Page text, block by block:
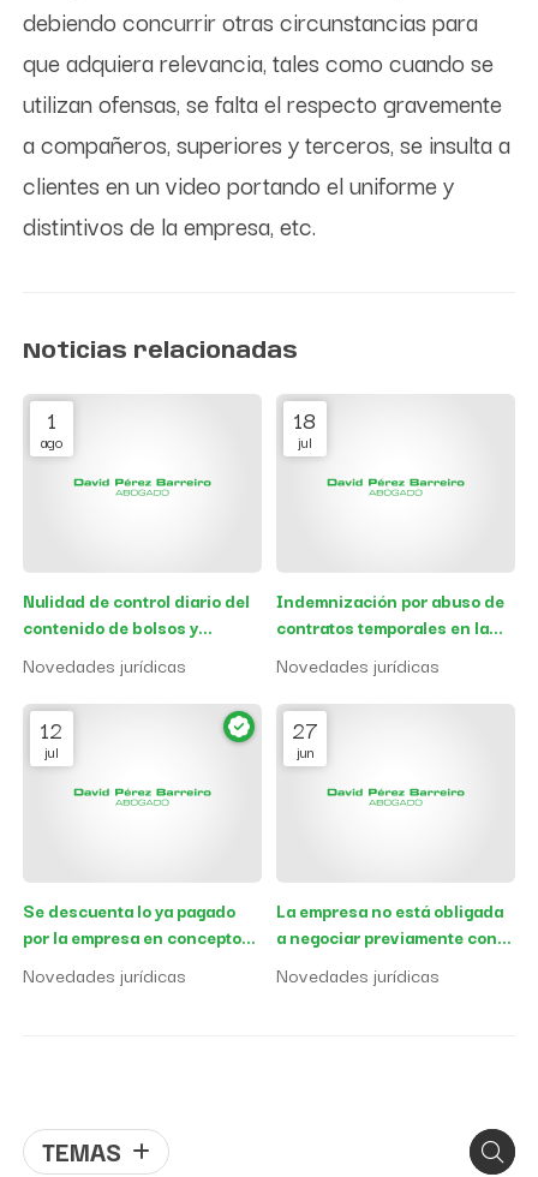
TEMAS
debiendo concurrir otras circunstancias para
que adquiera relevancia, tales como cuando se
utilizan ofensas, se falta el respecto gravemente
a compañeros, superiores y terceros, se insulta a
clientes en un video portando el uniforme y
distintivos de la empresa, etc.
Noticias relacionadas
1
ago
Nulidad de control diario del
contenido de bolsos y
Novedades jurídicas
18
jul
Indemnización por abuso de
contratos temporales en la
Novedades jurídicas
12
jul
Se descuenta lo ya pagado
por la empresa en concepto
importe del que responde el
Novedades jurídicas
27
jun
La empresa no está obligada
a negociar previamente con
trabajadores el acuerdo tipo
Novedades jurídicas